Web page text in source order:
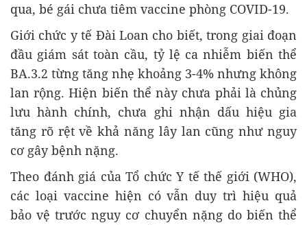
qua, bé gái chưa tiêm vaccine phòng COVID-19.
Giới chức y tế Đài Loan cho biết, trong giai đoạn
đầu giám sát toàn cầu, tỷ lệ ca nhiễm biến thể
BA.3.2 từng tăng nhẹ khoảng 3-4% nhưng không
lan rộng. Hiện biến thể này chưa phải là chủng
lưu hành chính, chưa ghi nhận dấu hiệu gia
tăng rõ rệt về khả năng lây lan cũng như nguy
cơ gây bệnh nặng.
Theo đánh giá của Tổ chức Y tế thế giới (WHO),
các loại vaccine hiện có vẫn duy trì hiệu quả
bảo vệ trước nguy cơ chuyển nặng do biến thể